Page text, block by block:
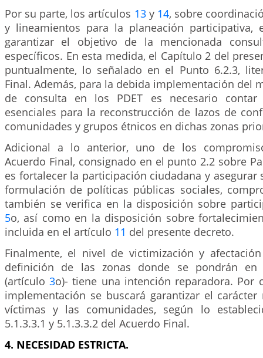
Por su parte, los artículos 13y 14, sobre
y lineamientos para la planeación participativa,
garantizar el objetivo de la mencionada
específicos. En esta medida, el Capítulo 2 del
puntualmente, lo señalado en el Punto 6.2.3,
Final. Además, para la debida implementación del
de consulta en los PDET es necesario contar
esenciales para la reconstrucción de lazos de
comunidades y grupos étnicos en dichas zonas
Adicional a lo anterior, uno de los
Acuerdo Final, consignado en el punto 2.2 sobre
es fortalecer la participación ciudadana y asegurar
formulación de políticas públicas sociales,
también se verifica en la disposición sobre
5o, así como en la disposición sobre
incluida en el artículo 11 del presente decreto.
Finalmente, el nivel de victimización y
definición de las zonas donde se pondrán en
(artículo3o)- tiene una intención reparadora. Por
implementación se buscará garantizar el
víctimas y las comunidades, según lo
5.1.3.3.1 y 5.1.3.3.2 del Acuerdo Final.
4. NECESIDAD ESTRICTA.